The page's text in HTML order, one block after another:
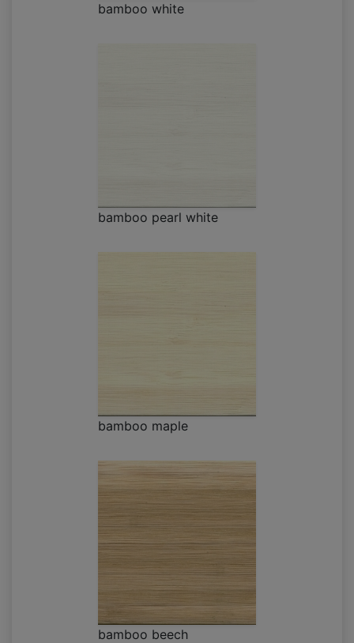
bamboo white
bamboo pearl white
bamboo maple
bamboo beech